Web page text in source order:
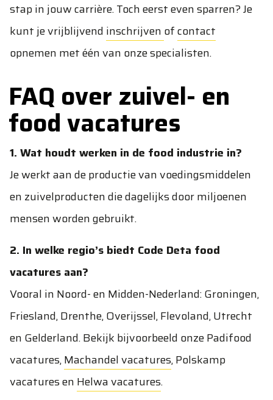
stap in jouw carrière. Toch eerst even sparren? Je
kunt je vrijblijvend inschrijven ofcontact
opnemen met één van onze specialisten.
FAQ over zuivel- en
food vacatures
1. Wat houdt werken in de food industrie in?
Je werkt aan de productie van voedingsmiddelen
en zuivelproducten die dagelijks door miljoenen
mensen worden gebruikt.
2. In welke regio’s biedt Code Deta food
vacatures aan?
Vooral in Noord- en Midden-Nederland: Groningen,
Friesland, Drenthe, Overijssel, Flevoland, Utrecht
en Gelderland. Bekijk bijvoorbeeld onzePadifood
vacatures,Machandel vacatures,Polskamp
vacaturesen Helwa vacatures.